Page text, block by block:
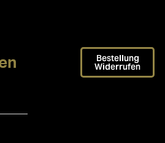
Bestellung
Widerrufen